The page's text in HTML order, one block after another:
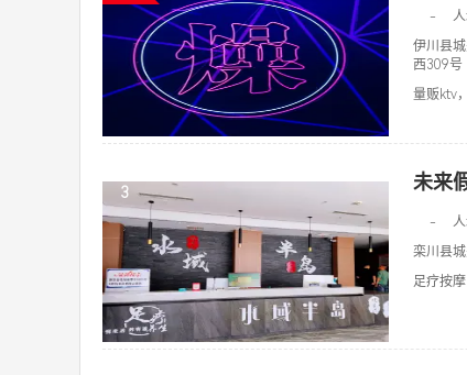
-
伊川县
西309号
量贩ktv
3 未来
-
栾川县
足疗按